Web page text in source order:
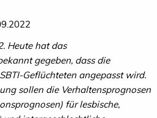
Heute hat das
gegeben, dass die
Geflüchteten angepasst wird.
sollen die Verhaltensprognosen
für lesbische,